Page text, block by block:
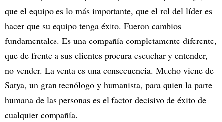
que el equipo es lo más importante, que el rol del líder es
hacer que su equipo tenga éxito. Fueron cambios
fundamentales. Es una compañía completamente diferente,
que de frente a sus clientes procura escuchar y entender,
no vender. La venta es una consecuencia. Mucho viene de
Satya, un gran tecnólogo y humanista, para quien la parte
humana de las personas es el factor decisivo de éxito de
cualquier compañía.